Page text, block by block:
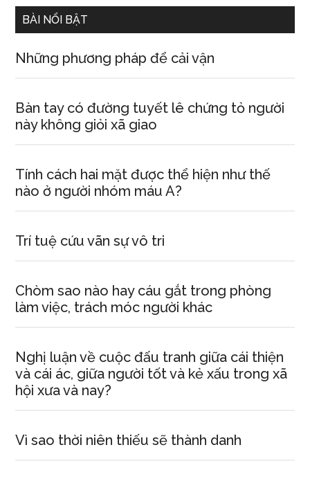
BÀI NỔI BẬT
Những phương pháp để cải vận
Bàn tay có đường tuyết lê chứng tỏ người
này không giỏi xã giao
Tính cách hai mặt được thể hiện như thế
nào ở người nhóm máu A?
Trí tuệ cứu vãn sự vô tri
Chòm sao nào hay cáu gắt trong phòng
làm việc, trách móc người khác
Nghị luận về cuộc đấu tranh giữa cái thiện
và cái ác, giữa người tốt và kẻ xấu trong xã
hội xưa và nay?
Vì sao thời niên thiếu sẽ thành danh